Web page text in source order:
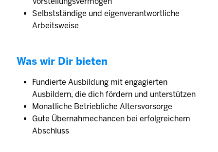
Selbstständige und eigenverantwortliche
Arbeitsweise
Was wir Dir bieten
Fundierte Ausbildung mit engagierten
Ausbildern, die dich fördern und unterstützen
Monatliche Betriebliche Altersvorsorge
Gute Übernahmechancen bei erfolgreichem
Abschluss